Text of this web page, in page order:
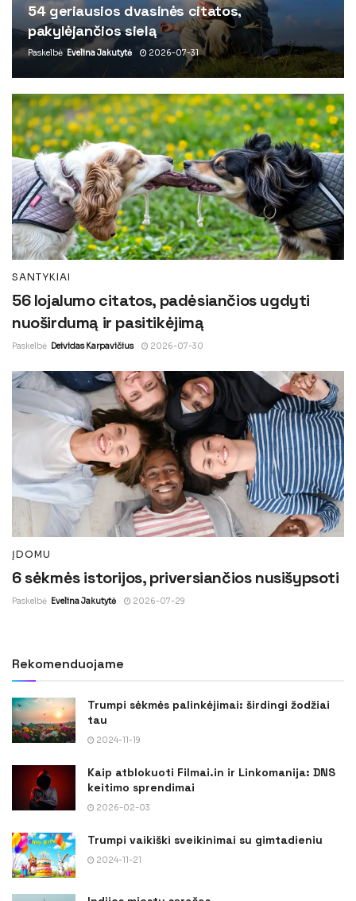
54 geriausios dvasinės citatos,
pakylėjančios sielą
Paskelbė Evelina Jakutytė 2026-07-31
SANTYKIAI
56 lojalumo citatos, padėsiančios ugdyti
nuoširdumą ir pasitikėjimą
Paskelbė Deividas Karpavičius 2026-07-30
ĮDOMU
6 sėkmės istorijos, priversiančios nusišypsoti
Paskelbė Evelina Jakutytė 2026-07-29
Rekomenduojame
Trumpi sėkmės palinkėjimai: širdingi žodžiai
tau
2024-11-19
Kaip atblokuoti Filmai.in ir Linkomanija: DNS
keitimo sprendimai
2026-02-03
Trumpi vaikiški sveikinimai su gimtadieniu
2024-11-21